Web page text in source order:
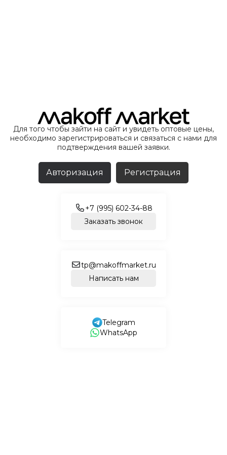
Для того чтобы зайти на сайт и увидеть оптовые цены,
необходимо зарегистрироваться и связаться с нами для
подтверждения вашей заявки.
Авторизация Регистрация
+7 (995) 602-34-88
Заказать звонок
tp@makoffmarket.ru
Написать нам
Telegram
WhatsApp